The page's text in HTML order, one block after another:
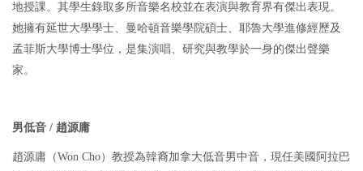
地授課。其學生錄取多所音樂名校並在表演與教育界有傑出表現。
她擁有延世大學學士、曼哈頓音樂學院碩士、耶魯大學進修經歷及
孟菲斯大學博士學位，是集演唱、研究與教學於一身的傑出聲樂
家。
男低音 / 趙源庸
趙源庸（Won Cho）教授為韓裔加拿大低音男中音，現任美國阿拉巴